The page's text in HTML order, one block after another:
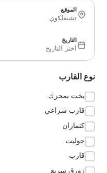
الموقع
تشنغلكوي
التاريخ
اختر التاريخ
نوع القارب
يخت بمحرك
قارب شراعي
كتماران
جوليت
قارب
زورق سريع